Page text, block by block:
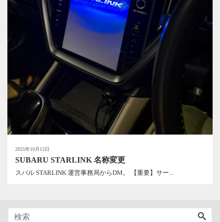
2025年10月12日
SUBARU STARLINK 名称変更
スバル STARLINK 運営事務局からDM。 【重要】サー...